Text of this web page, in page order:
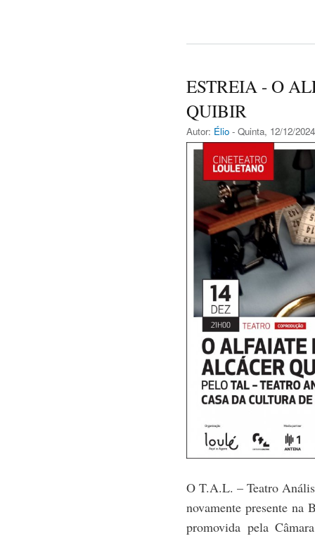
ESTREIA - O
QUIBIR
Autor: Élio - Quinta, 12/12/
O T.A.L. – Teatro
novamente presente na
promovida pela